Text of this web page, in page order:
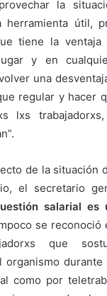
la
herramienta útil,
tiene la
y en
una
regular y hacer
lxs
de la situación
el secretario
salarial es
se reconoció
que
organismo durante
como por